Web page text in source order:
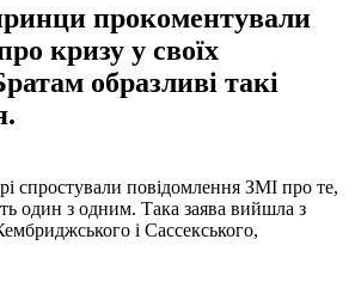
прокоментували
кризу у своїх
образливі такі
спростували повідомлення ЗМІ про те,
один з одним. Така заява вийшла з
і Сассекського,